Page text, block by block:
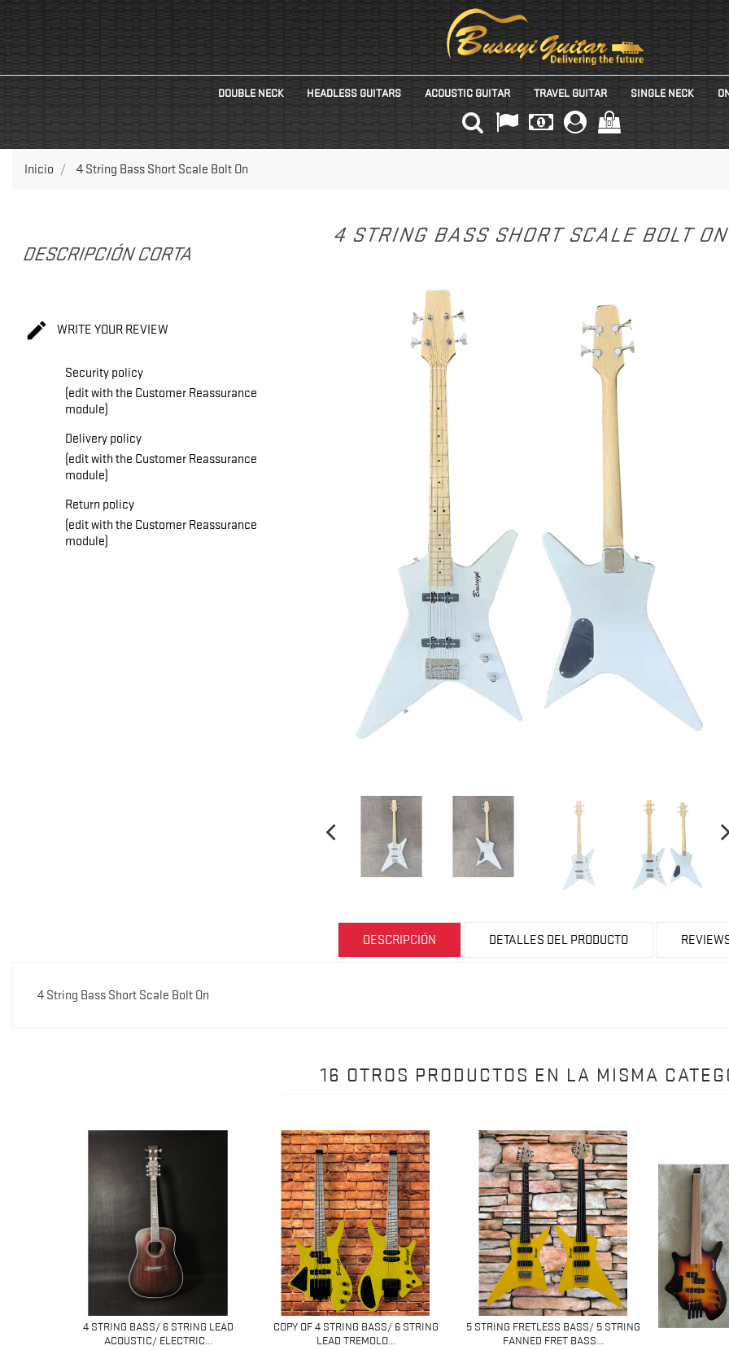
DOUBLE NECK HEADLESS GUITARS ACOUSTIC GUITAR TRAVEL GUITAR SINGLE NECK
(0)
Inicio 4 String Bass Short Scale Bolt On
DESCRIPCIÓN CORTA
 WRITE YOUR REVIEW
Security policy
(edit with the Customer Reassurance
module)
Delivery policy
(edit with the Customer Reassurance
module)
Return policy
(edit with the Customer Reassurance
module)
4 STRING BASS SHORT SCALE BOLT ON
DESCRIPCIÓN DETALLES DEL PRODUCTO
4 String Bass Short Scale Bolt On
16 OTROS PRODUCTOS EN LA MISMA
4 STRING BASS/ 6 STRING LEAD
ACOUSTIC/ ELECTRIC...
COPY OF 4 STRING BASS/ 6 STRING
LEAD TREMOLO...
5 STRING FRETLESS BASS/ 5 STRING
FANNED FRET BASS...